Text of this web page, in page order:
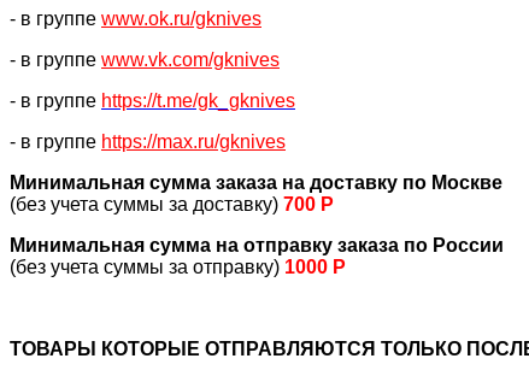
- в группе www.ok.ru/gknives
- в группе www.vk.com/gknives
- в группе https://t.me/gk_gknives
- в группе https://max.ru/gknives
Минимальная сумма заказа на доставку по Москве
(без учета суммы за доставку) 700 Р
Минимальная сумма на отправку заказа по России
(без учета суммы за отправку) 1000 Р
ТОВАРЫ КОТОРЫЕ ОТПРАВЛЯЮТСЯ ТОЛЬКО